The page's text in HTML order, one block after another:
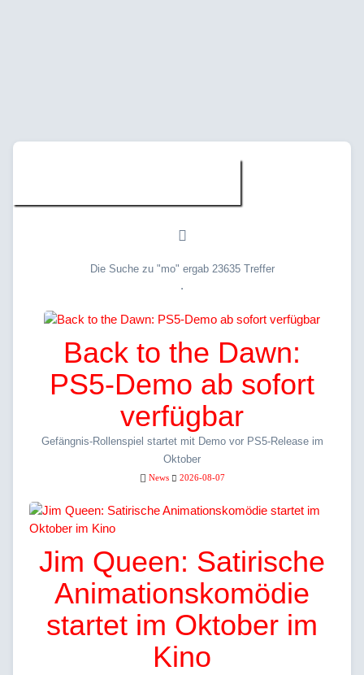
Die Suche zu "mo" ergab 23635 Treffer
.
Back to the Dawn:
PS5-Demo ab sofort
verfügbar
Gefängnis-Rollenspiel startet mit Demo vor PS5-Release im
Oktober
News 2026-08-07
Jim Queen: Satirische
Animationskomödie
startet im Oktober im
Kino